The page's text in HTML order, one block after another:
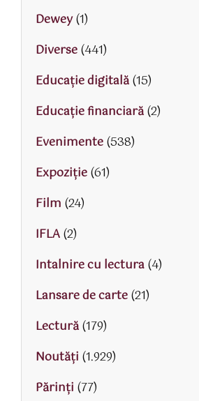
Dewey(1)
Diverse(441)
Educaţie digitală(15)
Educaţie financiară(2)
Evenimente(538)
Expoziție(61)
Film (24)
IFLA(2)
Intalnire cu lectura(4)
Lansare de carte(21)
Lectură(179)
Noutăți (1.929)
Părinţi (77)